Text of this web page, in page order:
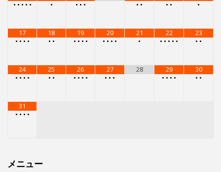
• • • • •
•
• • •
• •
• •
•
17
• • • •
18
• •
19
• • • •
20
• • • •
21
•
22
• • • • •
23
• •
24
• • • •
25
• •
26
• • • •
27
• • •
28
29
• • • •
30
• •
31
• • • •
メニュー